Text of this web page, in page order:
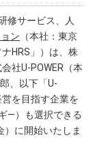
修サービス、人
ン （本社：東京
HRS」）は、株
社U-POWER（本
、以下「U-
を目指す企業を
―）も選択できる
）に開始いたしま